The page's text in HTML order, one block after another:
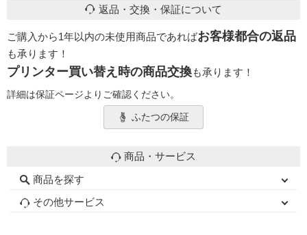
返品・交換・保証について
ご購入から1年以内の未使用商品であればお客様都合の返品
も承ります！
プリンター買い替え時の商品交換も承ります！
詳細は保証ページよりご確認ください。
ふたつの保証
商品・サービス
商品を探す
初心者用セット
キャノンインク
エプソンインク
ブラザーインク
詰め替えインク
互換インクボトル
互換インクカートリッジ
再生インクカートリッジ
トナーカートリッジ
その他サービス